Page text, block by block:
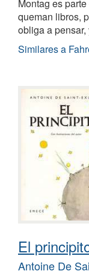
Montag es
queman libros,
obliga a
Similares a
El
Antoine De